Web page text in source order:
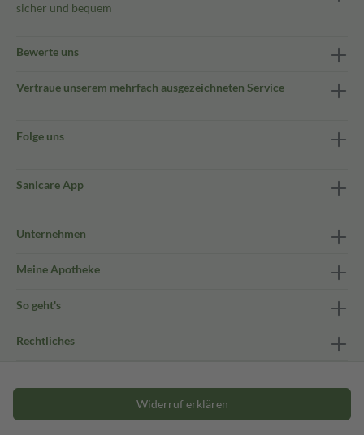
sicher und bequem
Bewerte uns
Vertraue unserem mehrfach ausgezeichneten Service
Folge uns
Sanicare App
Unternehmen
Meine Apotheke
So geht's
Rechtliches
Widerruf erklären